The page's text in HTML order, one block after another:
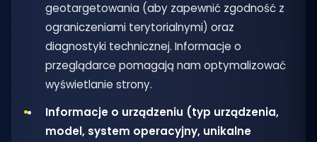
geotargetowania (aby zapewnić zgodność z
ograniczeniami terytorialnymi) oraz
diagnostyki technicznej. Informacje o
przeglądarce pomagają nam optymalizować
wyświetlanie strony.
Informacje o urządzeniu (typ urządzenia,
model, system operacyjny, unikalne